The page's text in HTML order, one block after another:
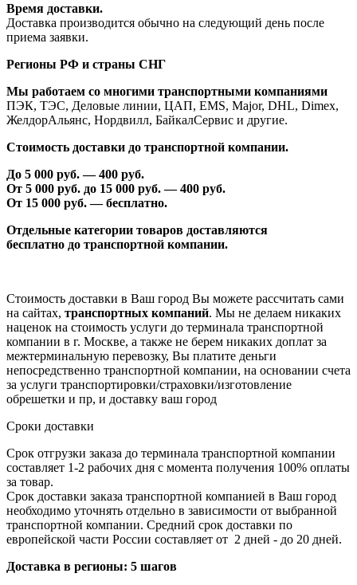
Время доставки.
Доставка производится обычно на следующий день после
приема заявки.
Регионы РФ и страны СНГ
Мы работаем со многими транспортными компаниями
ПЭК, ТЭС, Деловые линии, ЦАП, EMS, Major, DHL, Dimex,
ЖелдорАльянс, Нордвилл, БайкалСервис и другие.
Стоимость доставки до транспортной компании.
До 5 000 руб. —400 руб.
От 5 000 руб. до 15 000 руб. —400 руб.
От 15 000 руб. — бесплатно.
Отдельные категории товаров доставляются
бесплатно до транспортной компании.
Стоимость доставки в Ваш город Вы можете рассчитать сами
на сайтах, транспортных компаний. Мы не делаем никаких
наценок на стоимость услуги до терминала транспортной
компании в г. Москве, а также не берем никаких доплат за
межтерминальную перевозку, Вы платите деньги
непосредственно транспортной компании, на основании счета
за услуги транспортировки/страховки/изготовление
обрешетки и пр, и доставку ваш город
Сроки доставки
Срок отгрузки заказа до терминала транспортной компании
составляет 1-2 рабочих дня с момента получения 100% оплаты
за товар.
Срок доставки заказа транспортной компанией в Ваш город
необходимо уточнять отдельно в зависимости от выбранной
транспортной компании. Средний срок доставки по
европейской части России составляет от 2 дней - до 20 дней.
Доставка в регионы: 5 шагов